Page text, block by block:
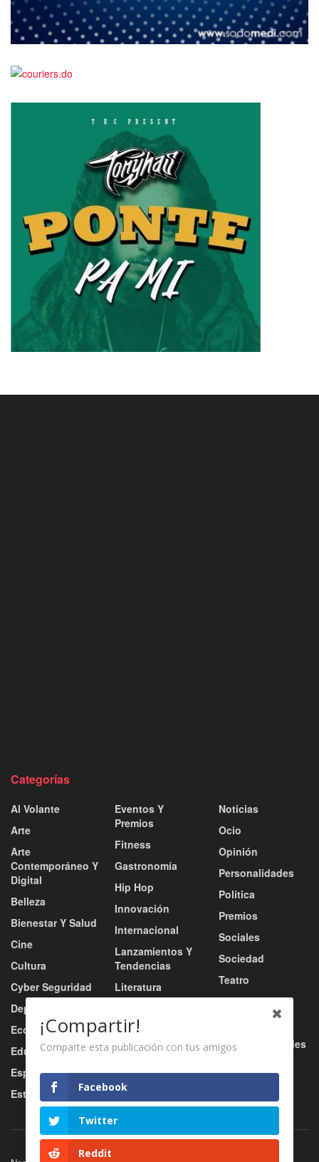
Categorías
Al Volante
Arte
Arte
Contemporáneo Y
Digital
Belleza
Bienestar Y Salud
Cine
Cultura
Cyber Seguridad
Deportes
Economía
Educación
Esports
Estilo De Vida
Eventos Y
Premios
Fitness
Gastronomía
Hip Hop
Innovación
Internacional
Lanzamientos Y
Tendencias
Literatura
Música
Música Urbana
Nacional
Negocio
Noticias
Ocio
Opinión
Personalidades
Política
Premios
Sociales
Sociedad
Teatro
Tecnología
Tv / Radio / Redes
¡Compartir!
Comparte esta publicación con tus amigos
Facebook
Twitter
Reddit